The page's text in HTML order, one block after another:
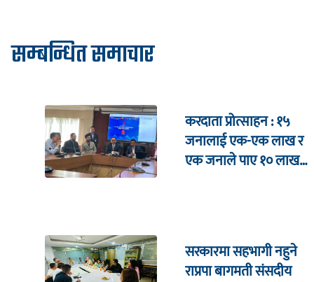
सम्बन्धित समाचार
करदाता प्रोत्साहन : १५
जनालाई एक-एक लाख र
एक जनाले पाए १० लाख
सरकारमा सहभागी नहुने
राप्रपा बागमती संसदीय